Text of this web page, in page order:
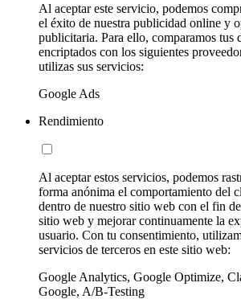
Al aceptar este servicio, podemos
el éxito de nuestra publicidad online y
publicitaria. Para ello, comparamos tus
encriptados con los siguientes
utilizas sus servicios:
Google Ads
Rendimiento
Al aceptar estos servicios, podemos
forma anónima el comportamiento del
dentro de nuestro sitio web con el fin
sitio web y mejorar continuamente la
usuario. Con tu consentimiento,
servicios de terceros en este sitio web:
Google Analytics, Google Optimize,
Google, A/B-Testing